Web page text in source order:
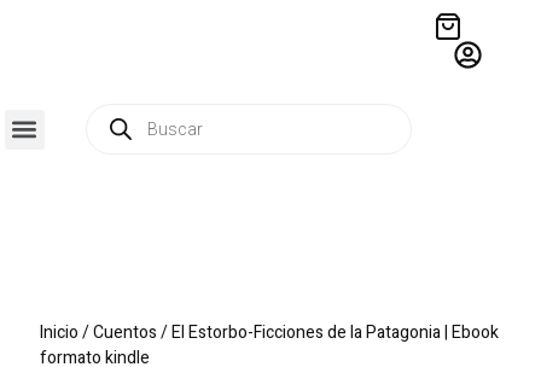
Inicio/Cuentos/ El Estorbo-Ficciones de la Patagonia | Ebook
formato kindle